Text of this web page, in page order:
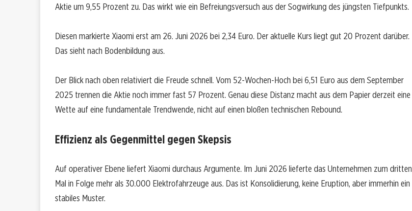
Aktie um 9,55 Prozent zu. Das wirkt wie ein Befreiungsversuch aus der Sogwirkung des jüngsten Tiefpunkts.
Diesen markierte Xiaomi erst am 26. Juni 2026 bei 2,34 Euro. Der aktuelle Kurs liegt gut 20 Prozent darüber.
Das sieht nach Bodenbildung aus.
Der Blick nach oben relativiert die Freude schnell. Vom 52-Wochen-Hoch bei 6,51 Euro aus dem September
2025 trennen die Aktie noch immer fast 57 Prozent. Genau diese Distanz macht aus dem Papier derzeit eine
Wette auf eine fundamentale Trendwende, nicht auf einen bloßen technischen Rebound.
Effizienz als Gegenmittel gegen Skepsis
Auf operativer Ebene liefert Xiaomi durchaus Argumente. Im Juni 2026 lieferte das Unternehmen zum dritten
Mal in Folge mehr als 30.000 Elektrofahrzeuge aus. Das ist Konsolidierung, keine Eruption, aber immerhin ein
stabiles Muster.